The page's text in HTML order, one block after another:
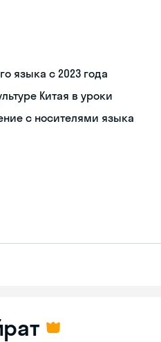
языка с 2023 года
Китая в уроки
с носителями языка